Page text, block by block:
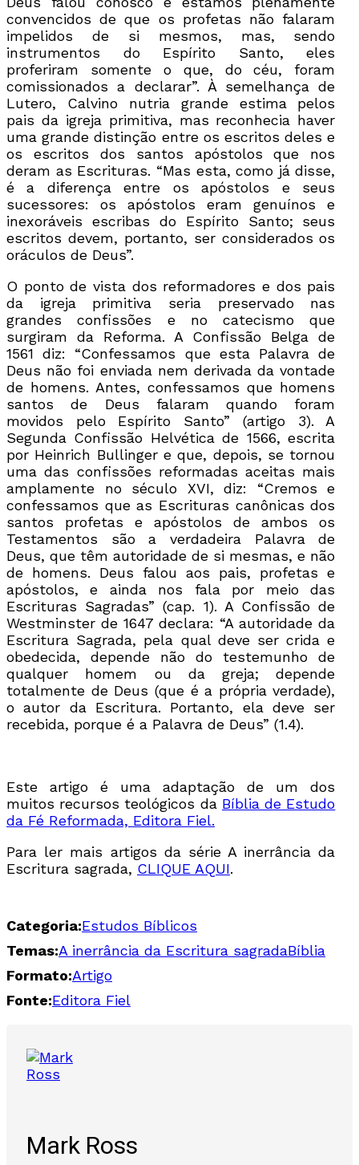
convencidos de que os profetas não falaram
impelidos de si mesmos, mas, sendo
instrumentos do Espírito Santo, eles
proferiram somente o que, do céu, foram
comissionados a declarar”. À semelhança de
Lutero, Calvino nutria grande estima pelos
pais da igreja primitiva, mas reconhecia haver
uma grande distinção entre os escritos deles e
os escritos dos santos apóstolos que nos
deram as Escrituras. “Mas esta, como já disse,
é a diferença entre os apóstolos e seus
sucessores: os apóstolos eram genuínos e
inexoráveis escribas do Espírito Santo; seus
escritos devem, portanto, ser considerados os
oráculos de Deus”.
O ponto de vista dos reformadores e dos pais
da igreja primitiva seria preservado nas
grandes confissões e no catecismo que
surgiram da Reforma. A Confissão Belga de
1561 diz: “Confessamos que esta Palavra de
Deus não foi enviada nem derivada da vontade
de homens. Antes, confessamos que homens
santos de Deus falaram quando foram
movidos pelo Espírito Santo” (artigo 3). A
Segunda Confissão Helvética de 1566, escrita
por Heinrich Bullinger e que, depois, se tornou
uma das confissões reformadas aceitas mais
amplamente no século XVI, diz: “Cremos e
confessamos que as Escrituras canônicas dos
santos profetas e apóstolos de ambos os
Testamentos são a verdadeira Palavra de
Deus, que têm autoridade de si mesmas, e não
de homens. Deus falou aos pais, profetas e
apóstolos, e ainda nos fala por meio das
Escrituras Sagradas” (cap. 1). A Confissão de
Westminster de 1647 declara: “A autoridade da
Escritura Sagrada, pela qual deve ser crida e
obedecida, depende não do testemunho de
qualquer homem ou da greja; depende
totalmente de Deus (que é a própria verdade),
o autor da Escritura. Portanto, ela deve ser
recebida, porque é a Palavra de Deus” (1.4).
Este artigo é uma adaptação de um dos
muitos recursos teológicos da Bíblia de Estudo
da Fé Reformada, Editora Fiel.
Para ler mais artigos da série A inerrância da
Escritura sagrada, CLIQUE AQUI.
Categoria:Estudos Bíblicos
Temas:A inerrância da Escritura sagradaBíblia
Formato:Artigo
Fonte:Editora Fiel
Mark Ross